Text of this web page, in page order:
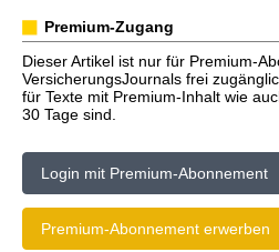
Premium-Zugang
Dieser Artikel ist nur für Premium-
VersicherungsJournals frei
für Texte mit Premium-Inhalt wie
30 Tage sind.
Login mit Premium-Abonnement
Premium-Abonnement erwerben